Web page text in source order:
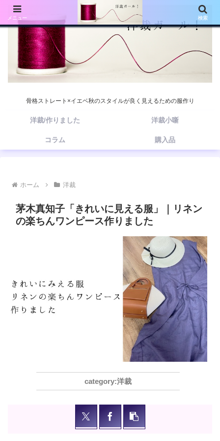
骨格ストレート×イエベ秋のスタイルが良く見えるための服作り
洋裁/作りました 洋裁小噺
コラム 購入品
ホーム 洋裁
茅木真知子「きれいに見える服」｜リネン
の楽ちんワンピース作りました
洋裁
メニュー 検索